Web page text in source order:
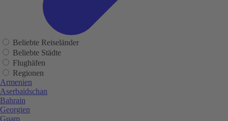
Beliebte Reiseländer
Beliebte Städte
Flughäfen
Regionen
Armenien
Aserbaidschan
Bahrain
Georgien
Guam